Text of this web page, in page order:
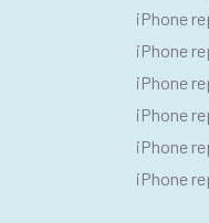
iPhone
iPhone
iPhone
iPhone
iPhone
iPhone